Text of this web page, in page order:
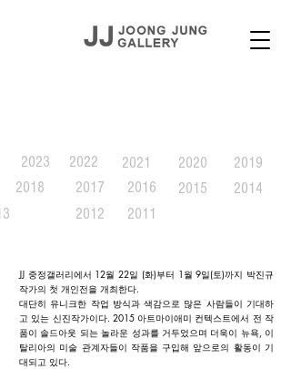
2023
2018
2022
2017
2012
2021
2016
2011
2020
2015
2019
2014
JJ 중정갤러리에서 12월 22일 (화)부터 1월 9일(토)까지 박진규
작가의 첫 개인전을 개최한다.
대단히 유니크한 작업 방식과 색감으로 많은 사람들이 기대하
고 있는 신진작가이다. 2015 아트마이애미 컨텍스트에서 전 작
품이 솔드아웃 되는 놀라운 성과를 거두었으며 더욱이 뉴욕, 이
탈리아의 미술 관계자들이 작품을 구입해 앞으로의 활동이 기
대되고 있다.